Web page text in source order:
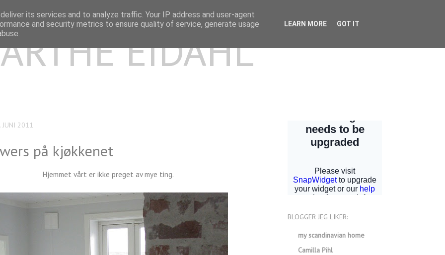
EIDAHL
JUNI 2011
på kjøkkenet
Hjemmet vårt er ikke preget av mye ting.
BLOGGER JEG LIKER:
my scandinavian home
Camilla Pihl
its services and to analyze traffic. Your IP address and user-agent
and security metrics to ensure quality of service, generate usage
LEARN MORE GOT IT